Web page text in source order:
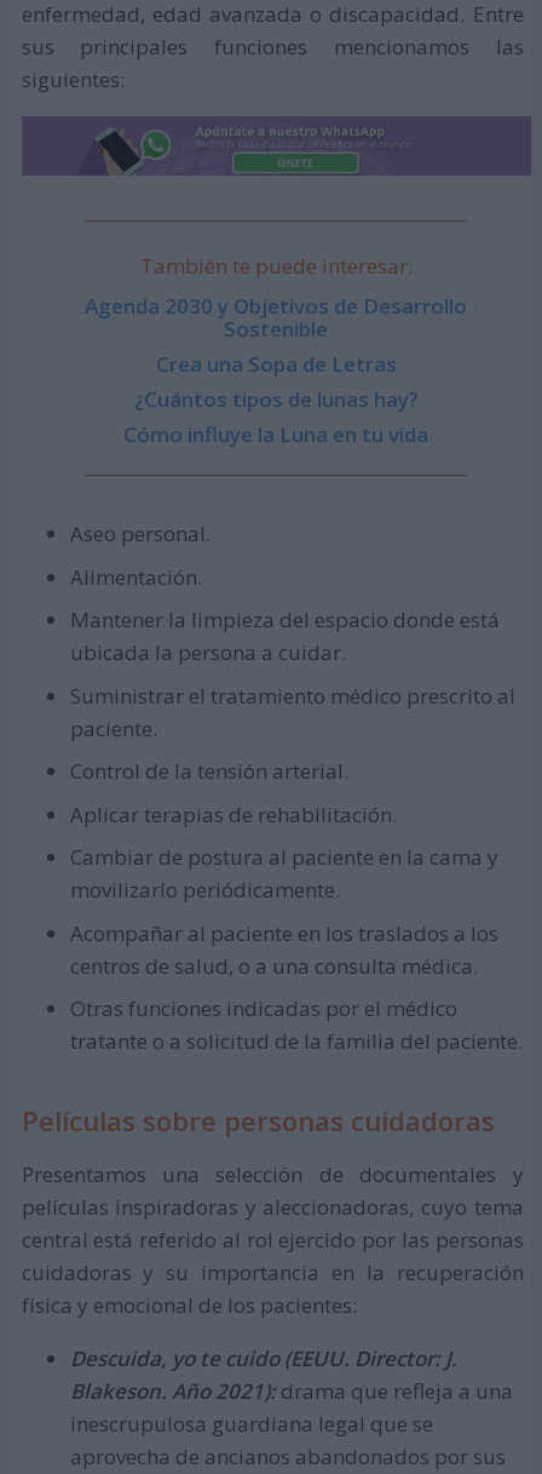
enfermedad, edad avanzada o discapacidad. Entre
sus principales funciones mencionamos las
siguientes:
También te puede interesar:
Agenda 2030 y Objetivos de Desarrollo
Sostenible
Crea una Sopa de Letras
¿Cuántos tipos de lunas hay?
Cómo influye la Luna en tu vida
Aseo personal.
Alimentación.
Mantener la limpieza del espacio donde está
ubicada la persona a cuidar.
Suministrar el tratamiento médico prescrito al
paciente.
Control de la tensión arterial.
Aplicar terapias de rehabilitación.
Cambiar de postura al paciente en la cama y
movilizarlo periódicamente.
Acompañar al paciente en los traslados a los
centros de salud, o a una consulta médica.
Otras funciones indicadas por el médico
tratante o a solicitud de la familia del paciente.
Películas sobre personas cuidadoras
Presentamos una selección de documentales y
películas inspiradoras y aleccionadoras, cuyo tema
central está referido al rol ejercido por las personas
cuidadoras y su importancia en la recuperación
física y emocional de los pacientes:
Descuida, yo te cuido (EEUU. Director: J.
Blakeson. Año 2021):drama que refleja a una
inescrupulosa guardiana legal que se
aprovecha de ancianos abandonados por sus